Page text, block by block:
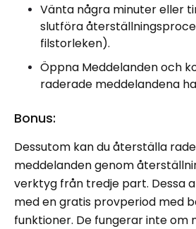
Vänta några minuter eller
slutföra
filstorleken).
Öppna Meddelanden och
raderade meddelandena
Bonus:
Dessutom kan du återställa
meddelanden genom
verktyg från tredje part. Dessa
med en gratis provperiod med
funktioner. De fungerar inte om